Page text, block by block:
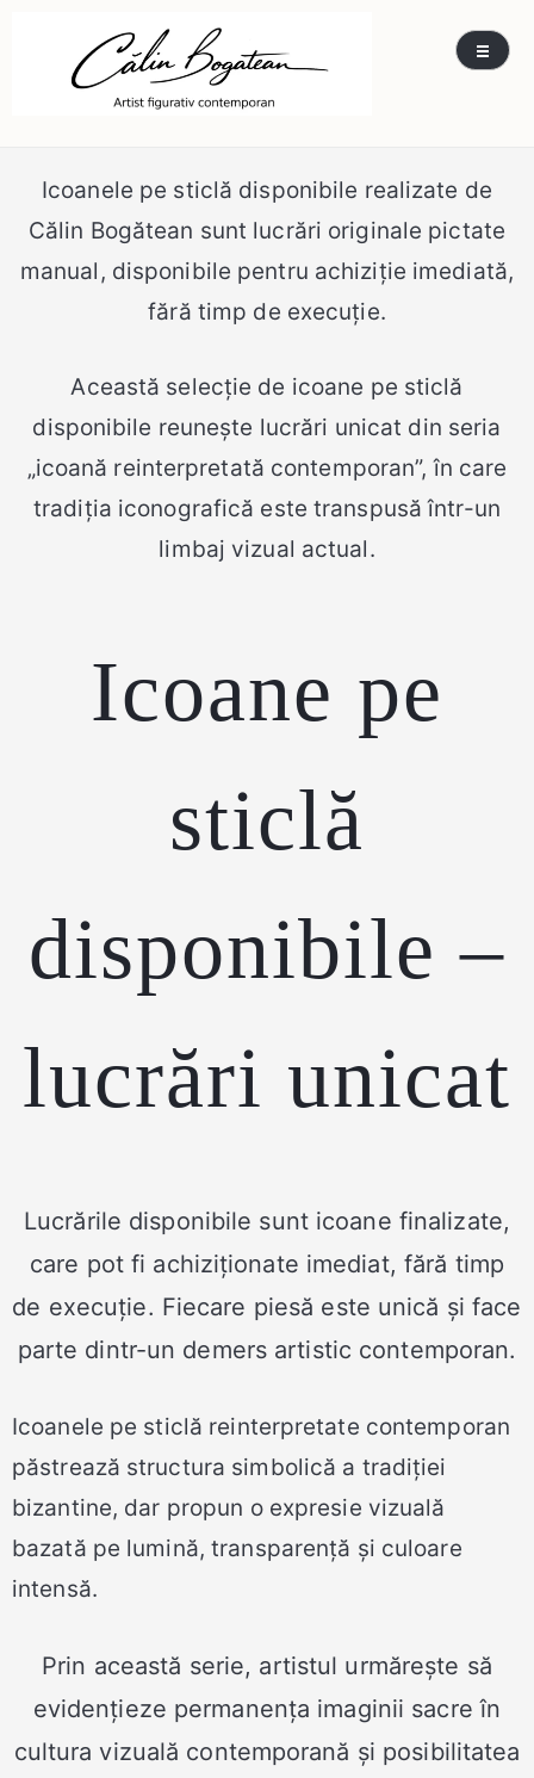
Călin Bogătean
Picturi originale, icoane contemporane pe lemn
și sticlă, portrete și restaurare artă – Călin
Bogătean
Icoanele pe sticlă disponibile realizate de
Călin Bogătean sunt lucrări originale pictate
manual, disponibile pentru achiziție imediată,
fără timp de execuție.
Această selecție de icoane pe sticlă
disponibile reunește lucrări unicat din seria
„icoană reinterpretată contemporan”, în care
tradiția iconografică este transpusă într-un
limbaj vizual actual.
Icoane pe
sticlă
disponibile –
lucrări unicat
Lucrările disponibile sunt icoane finalizate,
care pot fi achiziționate imediat, fără timp
de execuție. Fiecare piesă este unică și face
parte dintr-un demers artistic contemporan.
Icoanele pe sticlă reinterpretate contemporan
păstrează structura simbolică a tradiției
bizantine, dar propun o expresie vizuală
bazată pe lumină, transparență și culoare
intensă.
Prin această serie, artistul urmărește să
evidențieze permanența imaginii sacre în
cultura vizuală contemporană și posibilitatea